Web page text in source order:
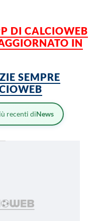
DI CALCIOWEB
IN
SEMPRE
recenti diNews